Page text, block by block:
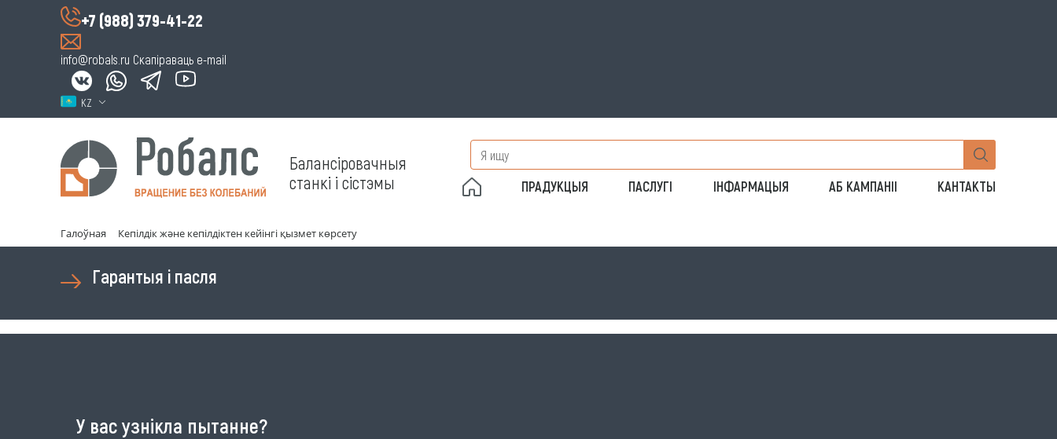
+7 (988) 379-41-22
info@robals.ru Скапіраваць e-mail
KZ
Балансіровачныя
станкі і сістэмы
ПРАДУКЦЫЯ ПАСЛУГІ ІНФАРМАЦЫЯ АБ КАМПАНІІ КАНТАКТЫ
Галоўная Кепілдік және кепілдіктен кейінгі қызмет көрсету
Гарантыя і пасля
У вас узнікла пытанне?